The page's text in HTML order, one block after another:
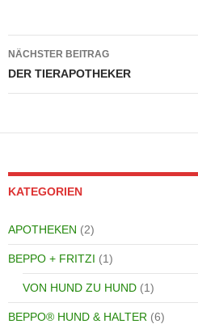
Beitragsnavigation
NÄCHSTER BEITRAG
DER TIERAPOTHEKER
KATEGORIEN
APOTHEKEN (2)
BEPPO + FRITZI (1)
VON HUND ZU HUND (1)
BEPPO® HUND & HALTER (6)